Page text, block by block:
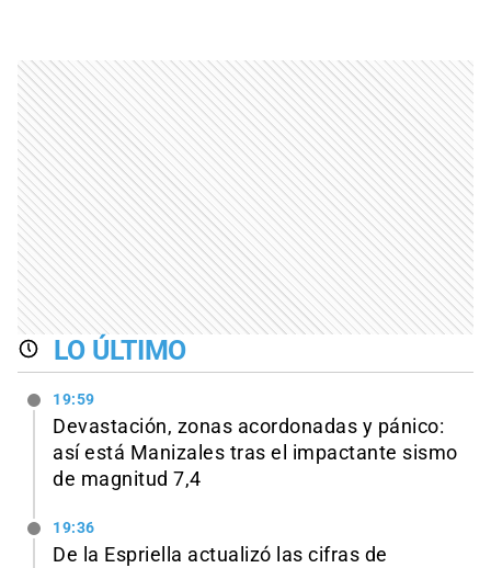
LO ÚLTIMO
19:59
Devastación, zonas acordonadas y pánico:
así está Manizales tras el impactante sismo
de magnitud 7,4
19:36
De la Espriella actualizó las cifras de